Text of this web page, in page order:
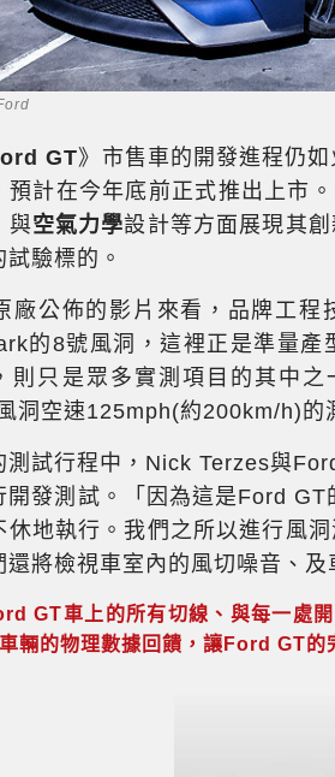
GT》市售車的開發進程仍
預計在今年底前正式推出上市
與空氣力學設計等方面展現其
驗標的。
廠公佈的影片來看，品牌工程
的8號風洞，這裡正是準量產
則只是眾多實測項目的其中
洞空速125mph(約200km/h)的
測試行程中，Nick Terzes與
開發測試。「因為這是Ford
休地執行。我們之所以進行風
還將檢視車室內的風切噪音、及
GT車上的所有切線、與每一處
輛的物理數據回饋，讓Ford GT的